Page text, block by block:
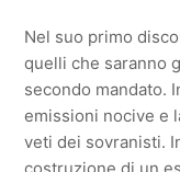
Nel suo primo
quelli che saranno
secondo mandato.
emissioni nocive e
veti dei sovranisti.